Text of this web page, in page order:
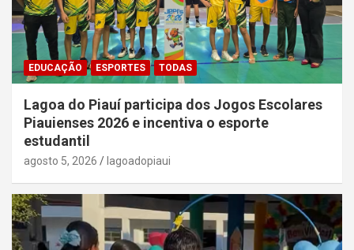
EDUCAÇÃO ESPORTES TODAS
Lagoa do Piauí participa dos Jogos Escolares
Piauienses 2026 e incentiva o esporte
estudantil
agosto 5, 2026 lagoadopiaui